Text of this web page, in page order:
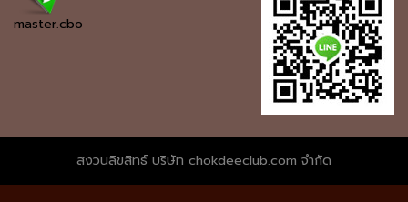
master.cbo
สงวนลิขสิทธ์ บริษัท chokdeeclub.com จำกัด